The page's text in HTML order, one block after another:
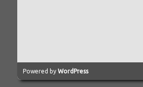
Powered by WordPress